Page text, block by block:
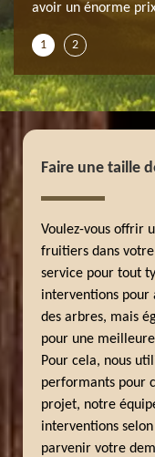
avoir un énorme
1 2
Faire une taille
Voulez-vous offrir
fruitiers dans
service pour tout
interventions
des arbres, mais
pour une
Pour cela, nous
performants pour
projet, notre
interventions
parvenir votre